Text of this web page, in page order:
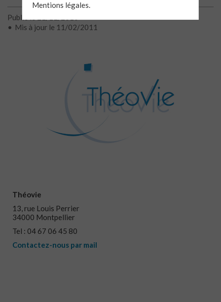
Publié le 21/11/2010
Mis à jour le 11/02/2011
Théovie
13, rue Louis Perrier
34000 Montpellier
Tel : 04 67 06 45 80
Contactez-nous par mail
Mentions légales.